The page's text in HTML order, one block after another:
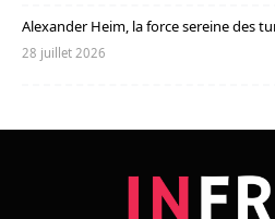
Alexander Heim, la force sereine des
28 juillet 2026